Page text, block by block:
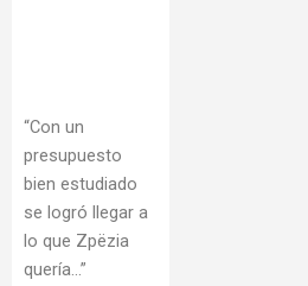
“Con un
presupuesto
bien estudiado
se logró llegar a
lo que Zpëzia
quería…”